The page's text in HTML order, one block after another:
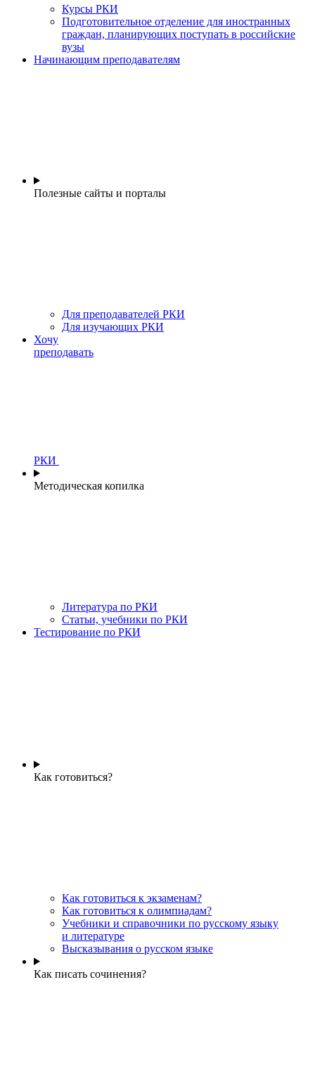
Курсы РКИ
Подготовительное отделение для иностранных
граждан, планирующих поступать в российские
вузы
Начинающим преподавателям
Полезные сайты и порталы
Для преподавателей РКИ
Для изучающих РКИ
Хочу
преподавать
РКИ
Методическая копилка
Литература по РКИ
Статьи, учебники по РКИ
Тестирование по РКИ
Как готовиться?
Как готовиться к экзаменам?
Как готовиться к олимпиадам?
Учебники и справочники по русскому языку
и литературе
Высказывания о русском языке
Как писать сочинения?